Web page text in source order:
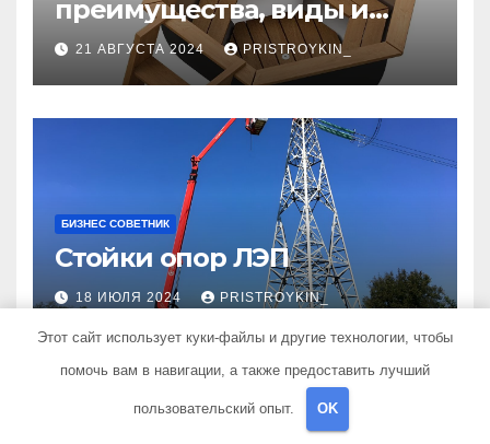
преимущества, виды и
особенности
использования
21 АВГУСТА 2024 PRISTROYKIN_
БИЗНЕС СОВЕТНИК
Стойки опор ЛЭП
18 ИЮЛЯ 2024 PRISTROYKIN_
Этот сайт использует куки-файлы и другие технологии, чтобы
помочь вам в навигации, а также предоставить лучший
пользовательский опыт. OK